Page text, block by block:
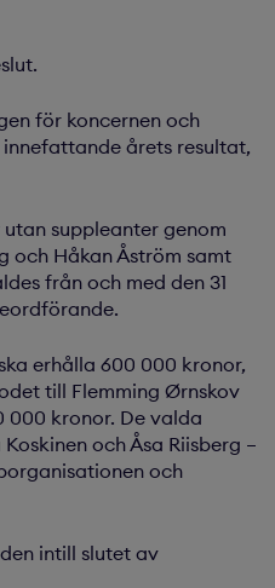
för koncernen och
årets resultat,
suppleanter genom
och Håkan Åström samt
från och med den 31
erhålla 600 000 kronor,
till Flemming Ørnskov
000 kronor. De valda
och Åsa Riisberg –
och
intill slutet av